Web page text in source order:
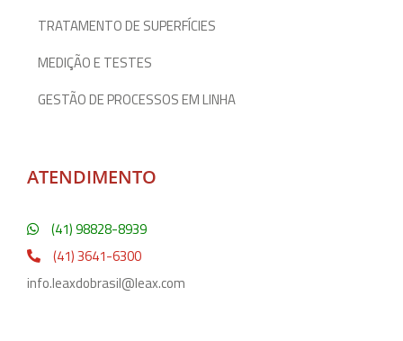
TRATAMENTO DE SUPERFÍCIES
MEDIÇÃO E TESTES
GESTÃO DE PROCESSOS EM LINHA
ATENDIMENTO
(41) 98828-8939
(41) 3641-6300
info.leaxdobrasil@leax.com